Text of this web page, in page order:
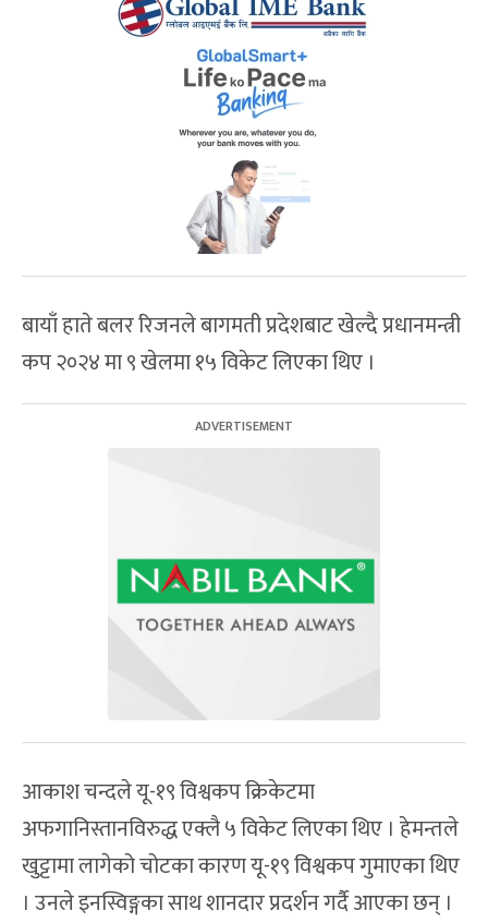
बायाँ हाते बलर रिजनले बागमती प्रदेशबाट खेल्दै प्रधानमन्त्री
कप २०२४ मा ९ खेलमा १५ विकेट लिएका थिए ।
आकाश चन्दले यू-१९ विश्वकप क्रिकेटमा
अफगानिस्तानविरुद्ध एक्लै ५ विकेट लिएका थिए । हेमन्तले
खुट्टामा लागेको चोटका कारण यू-१९ विश्वकप गुमाएका थिए
। उनले इनस्विङ्गका साथ शानदार प्रदर्शन गर्दै आएका छन् ।